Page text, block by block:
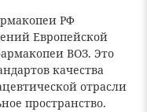
РФ
Европейской
ВОЗ. Это
качества
отрасли
пространство.